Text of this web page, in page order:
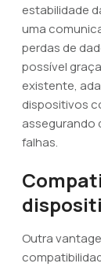
estabilidade
uma
perdas de
possível
existente,
dispositivos
assegurando
falhas.
Outra